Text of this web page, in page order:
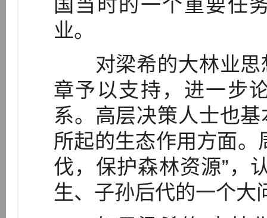
国当时的一个重要任
业。
对梁希的大林业思
章予以支持，进一步
系。高层决策人士也
所起的生态作用方面。
伐，保护森林资源”，
生、子孙后代的一个大